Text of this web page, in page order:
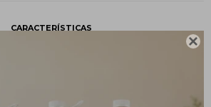

CARACTERÍSTICAS